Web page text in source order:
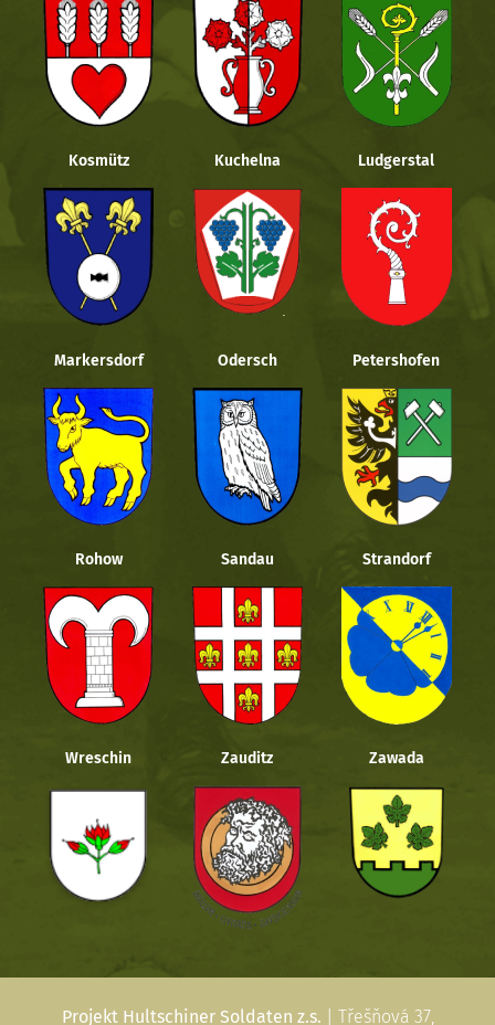
Kosmütz Kuchelna Ludgerstal
Markersdorf Odersch Petershofen
Rohow Sandau Strandorf
Wreschin Zauditz Zawada
Projekt Hultschiner Soldaten z.s. | Třešňová 37,